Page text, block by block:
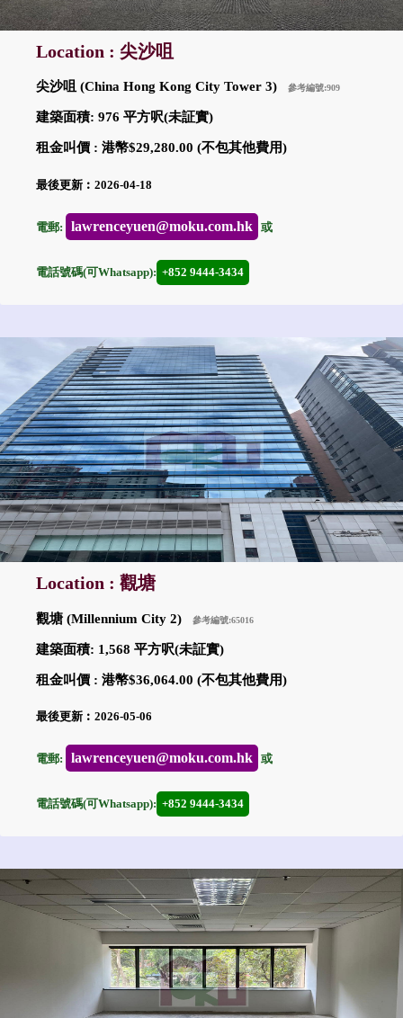
Location : 尖沙咀
尖沙咀 (China Hong Kong City Tower 3) 參考編號:909
建築面積: 976 平方呎(未証實)
租金叫價 : 港幣$29,280.00 (不包其他費用)
最後更新︰2026-04-18
電郵: lawrenceyuen@moku.com.hk 或
電話號碼(可Whatsapp): +852 9444-3434
Location : 觀塘
觀塘 (Millennium City 2) 參考編號:65016
建築面積: 1,568 平方呎(未証實)
租金叫價 : 港幣$36,064.00 (不包其他費用)
最後更新︰2026-05-06
電郵: lawrenceyuen@moku.com.hk 或
電話號碼(可Whatsapp): +852 9444-3434